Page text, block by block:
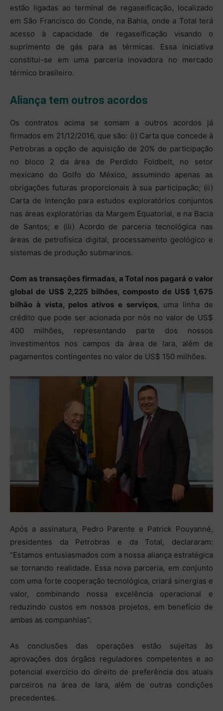
estão ligadas ao terminal de regaseificação, localizado
em São Francisco do Conde, na Bahia, onde a Total terá
acesso à capacidade de regaseificação visando o
suprimento de gás para as térmicas. Essa iniciativa
constitui-se em uma parceria inovadora no mercado
térmico brasileiro.
Aliança tem outros acordos
Os contratos acima se somam a outros acordos já
firmados em 21/12/2016, que são: (i) Carta que concede à
Petrobras a opção de aquisição de 20% de participação
no bloco 2 da área de Perdido Foldbelt, no setor
mexicano do Golfo do México, assumindo apenas as
obrigações futuras proporcionais à sua participação; (ii)
Carta de Intenção para estudos exploratórios conjuntos
nas áreas exploratórias da Margem Equatorial, e na Bacia
de Santos; e (iii) Acordo de parceria tecnológica nas
áreas de petrofísica digital, processamento geológico e
sistemas de produção submarinos.
Com as transações firmadas, a Total nos pagará o valor
global de US$ 2,225 bilhões, composto de US$ 1,675
bilhão à vista, pelos ativos e serviços, uma linha de
crédito que pode ser acionada por nós no valor de US$
400 milhões, representando parte dos nossos
investimentos nos campos da área de Iara, além de
pagamentos contingentes no valor de US$ 150 milhões.
Após a assinatura, Pedro Parente e Patrick Pouyanné,
presidentes da Petrobras e da Total, declararam:
“Estamos entusiasmados com a nossa aliança estratégica
se tornando realidade. Essa nova parceria, em conjunto
com uma forte cooperação tecnológica, criará sinergias e
valor, combinando nossa excelência operacional e
reduzindo custos em nossos projetos, em benefício de
ambas as companhias”.
As conclusões das operações estão sujeitas às
aprovações dos órgãos reguladores competentes e ao
potencial exercício do direito de preferência dos atuais
parceiros na área de Iara, além de outras condições
precedentes.